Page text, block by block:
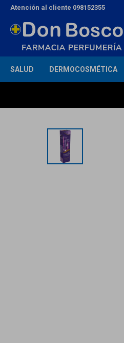
SALUD DERMOCOSMÉTICA
Atención al cliente 098152355